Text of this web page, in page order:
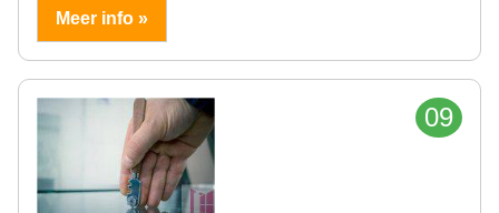
Meer info »
09